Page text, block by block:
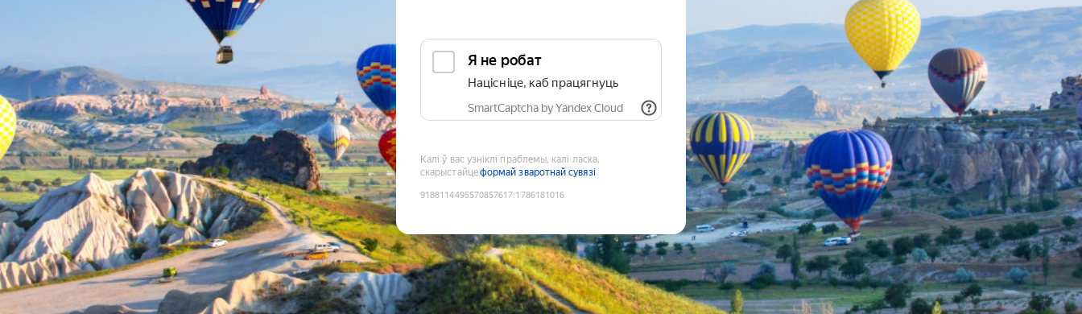
Я не робат
Націсніце, каб працягнуць
SmartCaptcha by Yandex Cloud
Калі ў вас узніклі праблемы, калі ласка,
скарыстайцеформай зваротнай сувязі
9188114495570857617:1786181016